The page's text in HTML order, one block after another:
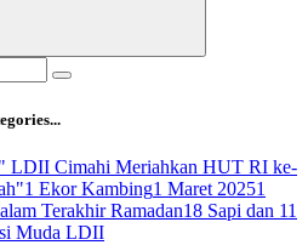
LDII Cimahi Meriahkan HUT RI ke-
1 Ekor Kambing1 Maret 20251
Terakhir Ramadan18 Sapi dan 11
Muda LDII